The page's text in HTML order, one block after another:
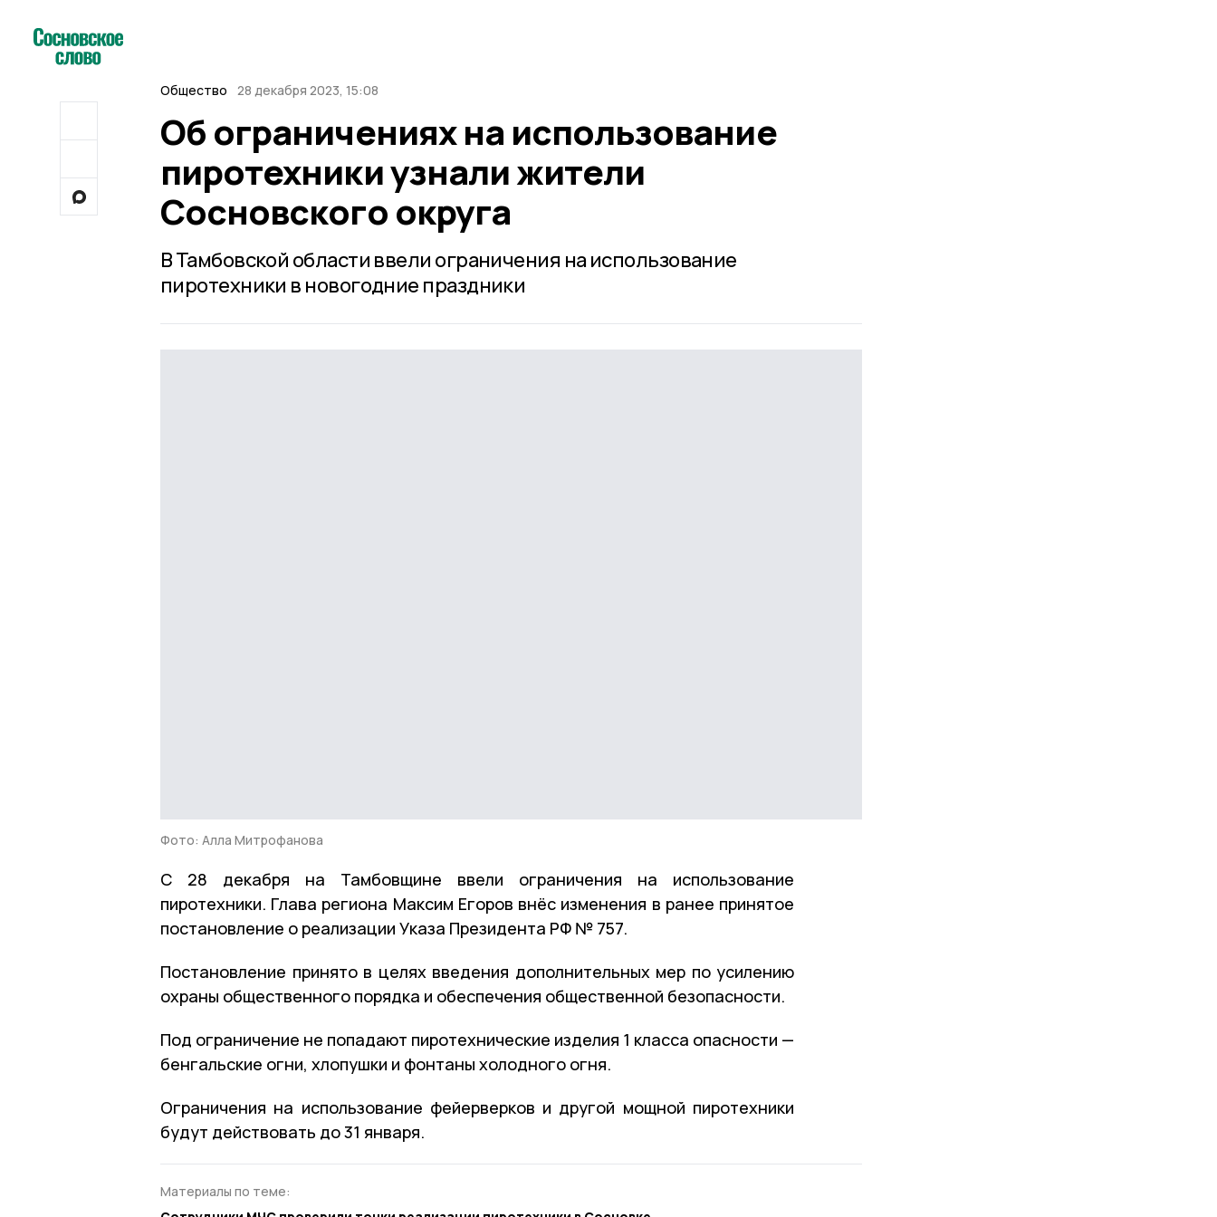
Общество 28 декабря 2023, 15:08
Об ограничениях на использование
пиротехники узнали жители
Сосновского округа
В Тамбовской области ввели ограничения на использование
пиротехники в новогодние праздники
Фото: Алла Митрофанова
С 28 декабря на Тамбовщине ввели ограничения на использование
пиротехники. Глава региона Максим Егоров внёс изменения в ранее принятое
постановление о реализации Указа Президента РФ № 757.
Постановление принято в целях введения дополнительных мер по усилению
охраны общественного порядка и обеспечения общественной безопасности.
Под ограничение не попадают пиротехнические изделия 1 класса опасности —
бенгальские огни, хлопушки и фонтаны холодного огня.
Ограничения на использование фейерверков и другой мощной пиротехники
будут действовать до 31 января.
Материалы по теме: